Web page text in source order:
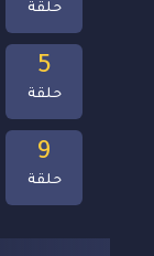
9
حلقة
5
حلقة
حلقة